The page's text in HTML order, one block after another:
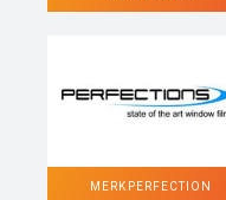
MERK PERFECTION